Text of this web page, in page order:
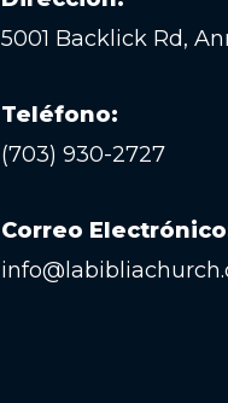
5001 Backlick Rd,
Teléfono:
(703) 930-2727
Correo